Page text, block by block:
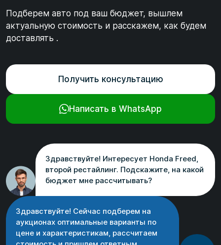
Подберем авто под ваш бюджет, вышлем
актуальную стоимость и расскажем, как будем
доставлять .
Получить консультацию
Написать в WhatsApp
Здравствуйте! Интересует Honda Freed,
второй рестайлинг. Подскажите, на какой
бюджет мне рассчитывать?
Здравствуйте! Сейчас подберем на
аукционах оптимальные варианты по
цене и характеристикам, рассчитаем